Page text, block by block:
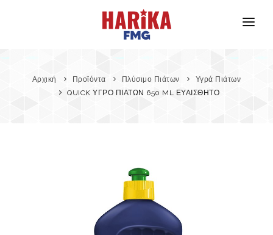
Σχετικά με Εμάς
Αρχική Προϊόντα Πλύσιμο Πιάτων
Υγρά Πιάτων
QUICK ΥΓΡΟ ΠΙΑΤΩΝ 650 ML ΕΥΑΙΣΘΗΤΟ